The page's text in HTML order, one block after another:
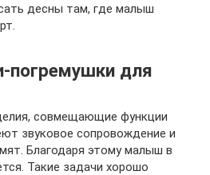
десны там, где малыш
погремушки для
совмещающие функции
звуковое сопровождение и
Благодаря этому малыш в
Такие задачи хорошо